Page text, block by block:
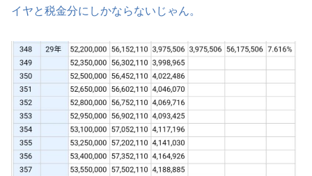
イヤと税金分にしかならないじゃん。